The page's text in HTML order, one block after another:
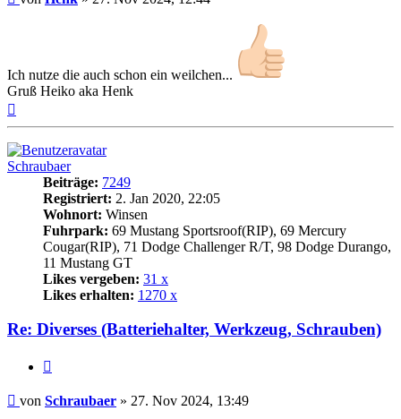
Ich nutze die auch schon ein weilchen...
Gruß Heiko aka Henk
Schraubaer
Beiträge: 7249
Registriert: 2. Jan 2020, 22:05
Wohnort: Winsen
Fuhrpark: 69 Mustang Sportsroof(RIP), 69 Mercury
Cougar(RIP), 71 Dodge Challenger R/T, 98 Dodge Durango,
11 Mustang GT
Likes vergeben: 31 x
Likes erhalten: 1270 x
Re: Diverses (Batteriehalter, Werkzeug, Schrauben)
Beitrag
von Schraubaer » 27. Nov 2024, 13:49